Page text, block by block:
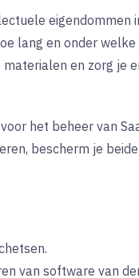
eigendommen
lang en onder
en zorg je
het beheer van
bescherm je
van software van